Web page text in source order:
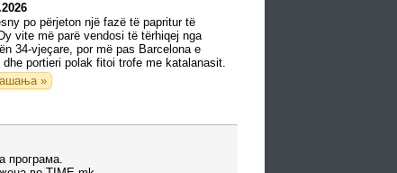
po përjeton një fazë të papritur të
vite më parë vendosi të tërhiqej nga
34-vjeçare, por më pas Barcelona e
portieri polak fitoi trofe me katalanasit.
»
програма.